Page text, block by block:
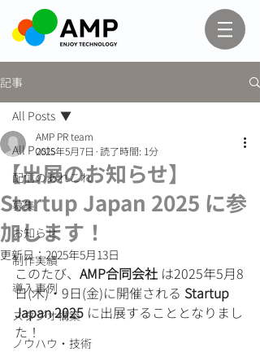
記事
All Posts
配信のあれこれ
募集
お知らせ
制作実績
導入事例
スタジオ構築
ノウハウ・技術
All Posts
【出展のお知らせ】
Startup Japan 2025 に参
加します！
AMP PR team
2025年5月7日 読了時間: 1分
更新日：2025年5月13日
このたび、 AMP合同会社 は2025年5月8
日(木)・9日(金)に開催される Startup
Japan 2025 に出展することとなりまし
た！